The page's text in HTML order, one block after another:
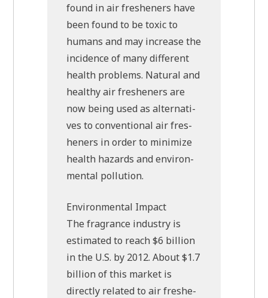
found in air fres­he­ners have
been found to be toxic to
humans and may increa­se the
inci­dence of many dif­fe­rent
health pro­blems. Natu­ral and
healt­hy air fres­he­ners are
now being used as alter­na­ti­
ves to con­ven­tio­nal air fres­
he­ners in order to mini­mi­ze
health hazards and envi­ron­
men­tal pollution.
Envi­ron­men­tal Impact
The fra­grance indu­stry is
esti­ma­ted to reach $6 bil­li­on
in the U.S. by 2012. About $1.7
bil­li­on of this mar­ket is
direct­ly rela­ted to air fres­he­